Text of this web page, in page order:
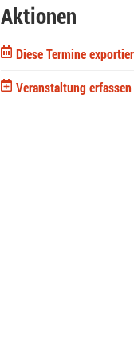
Aktionen
Diese Termine
Veranstaltung erfassen